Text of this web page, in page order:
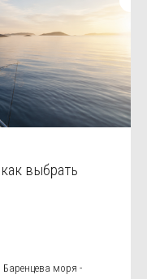
выбрать
Баренцева моря -